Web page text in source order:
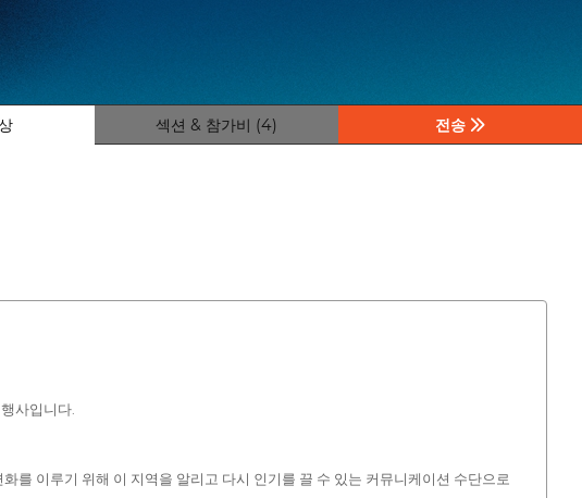
섹션 & 참가비 (4) 전송
사입니다.
이루기 위해 이 지역을 알리고 다시 인기를 끌 수 있는 커뮤니케이션 수단으로